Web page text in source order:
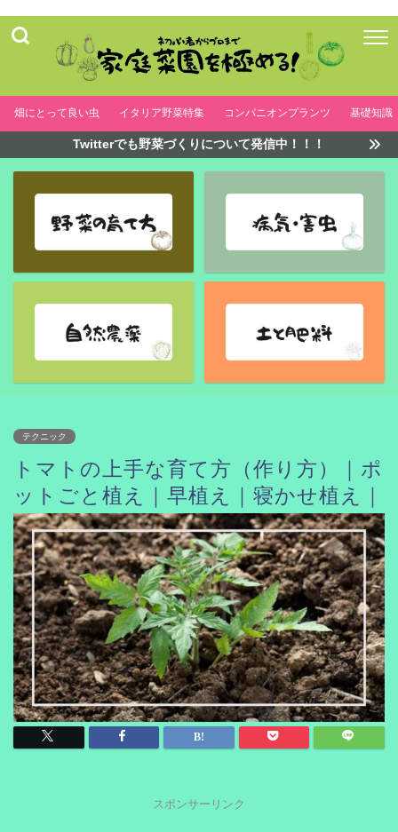
畑にとって良い虫 イタリア野菜特集 コンパニオンプランツ 基礎知識
Twitterでも野菜づくりについて発信中！！！
テクニック
トマトの上手な育て方（作り方）｜ポ
ットごと植え｜早植え｜寝かせ植え｜
スポンサーリンク